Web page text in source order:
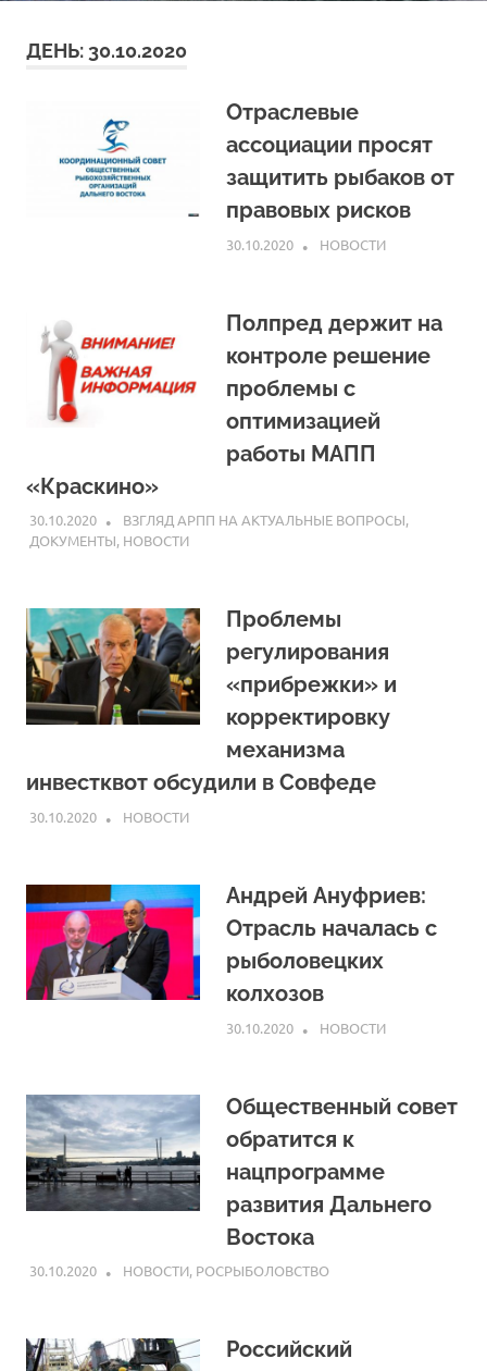
ДЕНЬ: 30.10.2020
Отраслевые
ассоциации просят
защитить рыбаков от
правовых рисков
30.10.2020 ARPP
НОВОСТИ
Полпред держит на
контроле решение
проблемы с
оптимизацией
работы МАПП
«Краскино»
30.10.2020 ARPP
ВЗГЛЯД АРПП НА АКТУАЛЬНЫЕ ВОПРОСЫ,
ДОКУМЕНТЫ, НОВОСТИ
Проблемы
регулирования
«прибрежки» и
корректировку
механизма
инвестквот обсудили в Совфеде
30.10.2020 ARPP
НОВОСТИ
Андрей Ануфриев:
Отрасль началась с
рыболовецких
колхозов
30.10.2020 ARPP
НОВОСТИ
Общественный совет
обратится к
нацпрограмме
развития Дальнего
Востока
30.10.2020 ARPP
НОВОСТИ, РОСРЫБОЛОВСТВО
Российский